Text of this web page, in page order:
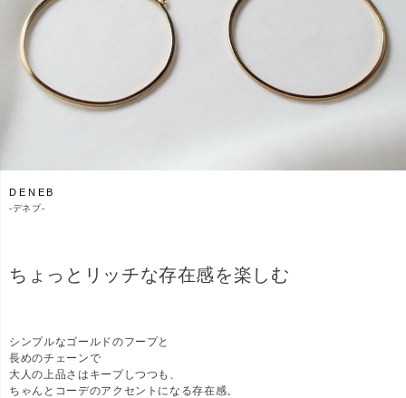
DENEB
-デネブ-
ちょっとリッチな存在感を楽しむ
シンプルなゴールドのフープと
長めのチェーンで
大人の上品さはキープしつつも、
ちゃんとコーデのアクセントになる存在感。